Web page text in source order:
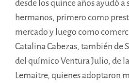
desde los quince años ayudó a
hermanos, primero como
mercado y luego como
Catalina Cabezas, también de
del químico Ventura Julio, de
Lemaitre, quienes adoptaron